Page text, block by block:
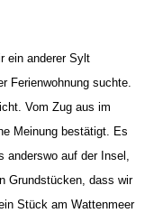
ein anderer Sylt
Ferienwohnung suchte.
Vom Zug aus im
Meinung bestätigt. Es
anderswo auf der Insel,
Grundstücken, dass wir
Stück am Wattenmeer